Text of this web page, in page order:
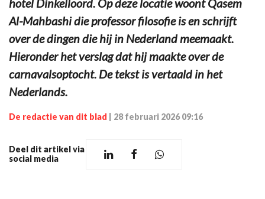
Al-Mahbashi die professor filosofie is en schrijft
over de dingen die hij in Nederland meemaakt.
Hieronder het verslag dat hij maakte over de
carnavalsoptocht. De tekst is vertaald in het
Nederlands.
De redactie van dit blad 28 februari 2026 09:16
Deel dit artikel via
social media